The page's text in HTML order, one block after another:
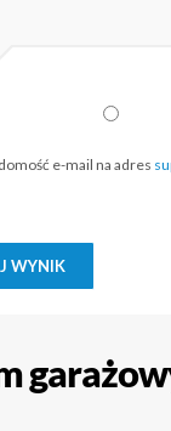
e-mail na adres
WYNIK